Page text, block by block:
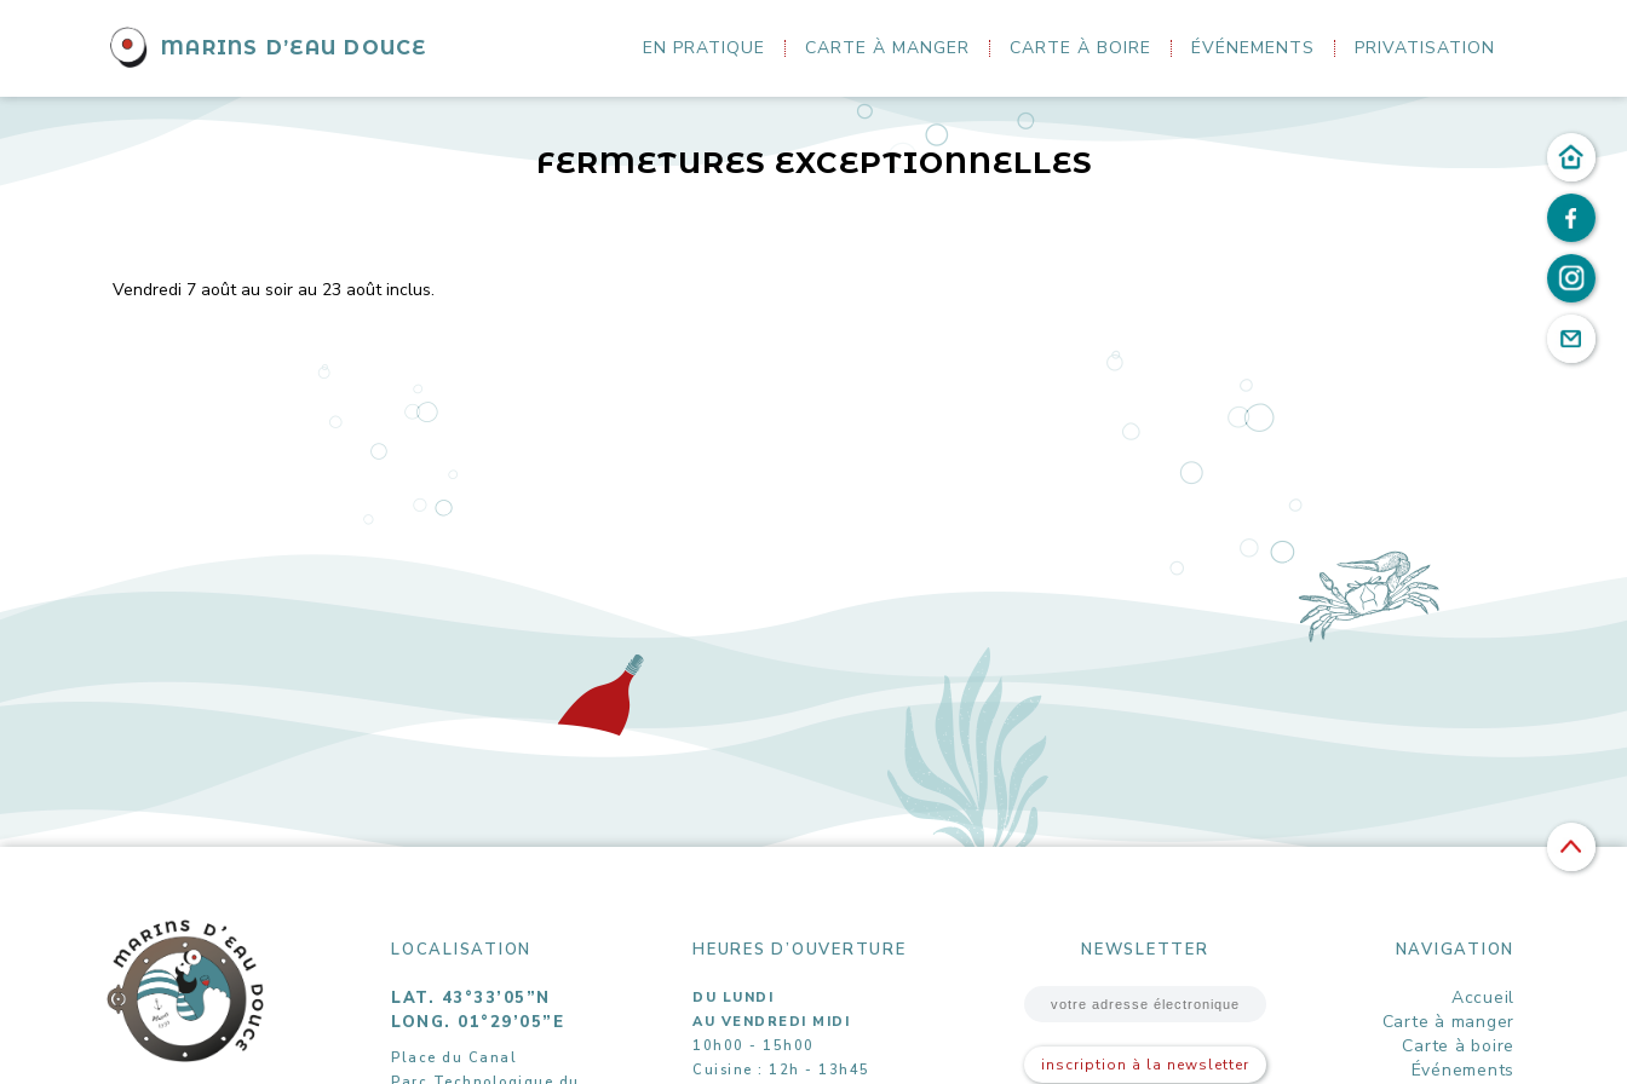
MARINS D’EAU DOUCE EN PRATIQUE CARTE À MANGER CARTE À BOIRE ÉVÉNEMENTS PRIVATISATION
FERMETURES EXCEPTIONNELLES
Vendredi 7 août au soir au 23 août inclus.
LOCALISATION
LAT. 43°33’05”N
LONG. 01°29’05”E
Place du Canal
HEURES D’OUVERTURE
DU LUNDI
AU VENDREDI MIDI
10h00 - 15h00
Cuisine : 12h - 13h45
NEWSLETTER
inscription à la newsletter
NAVIGATION
Accueil
Carte à manger
Carte à boire
Événements